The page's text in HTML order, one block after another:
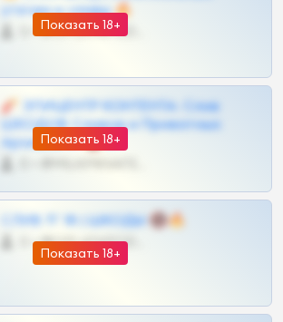
Показать 18+
утечки и сливы 🔥
0 •
Показать 18+
🧨 ЭПИЦЕНТР КОНТЕНТА: Слив
ШКОДОВ Сливов и Приватных
Архивов ТГ 🔞💎
Показать 18+
СЛИВ ТГ 18 | ШКОДЫ 🔞🔥
0 •